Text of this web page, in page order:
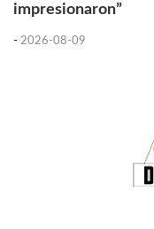
impresionaron”
- 2026-08-09